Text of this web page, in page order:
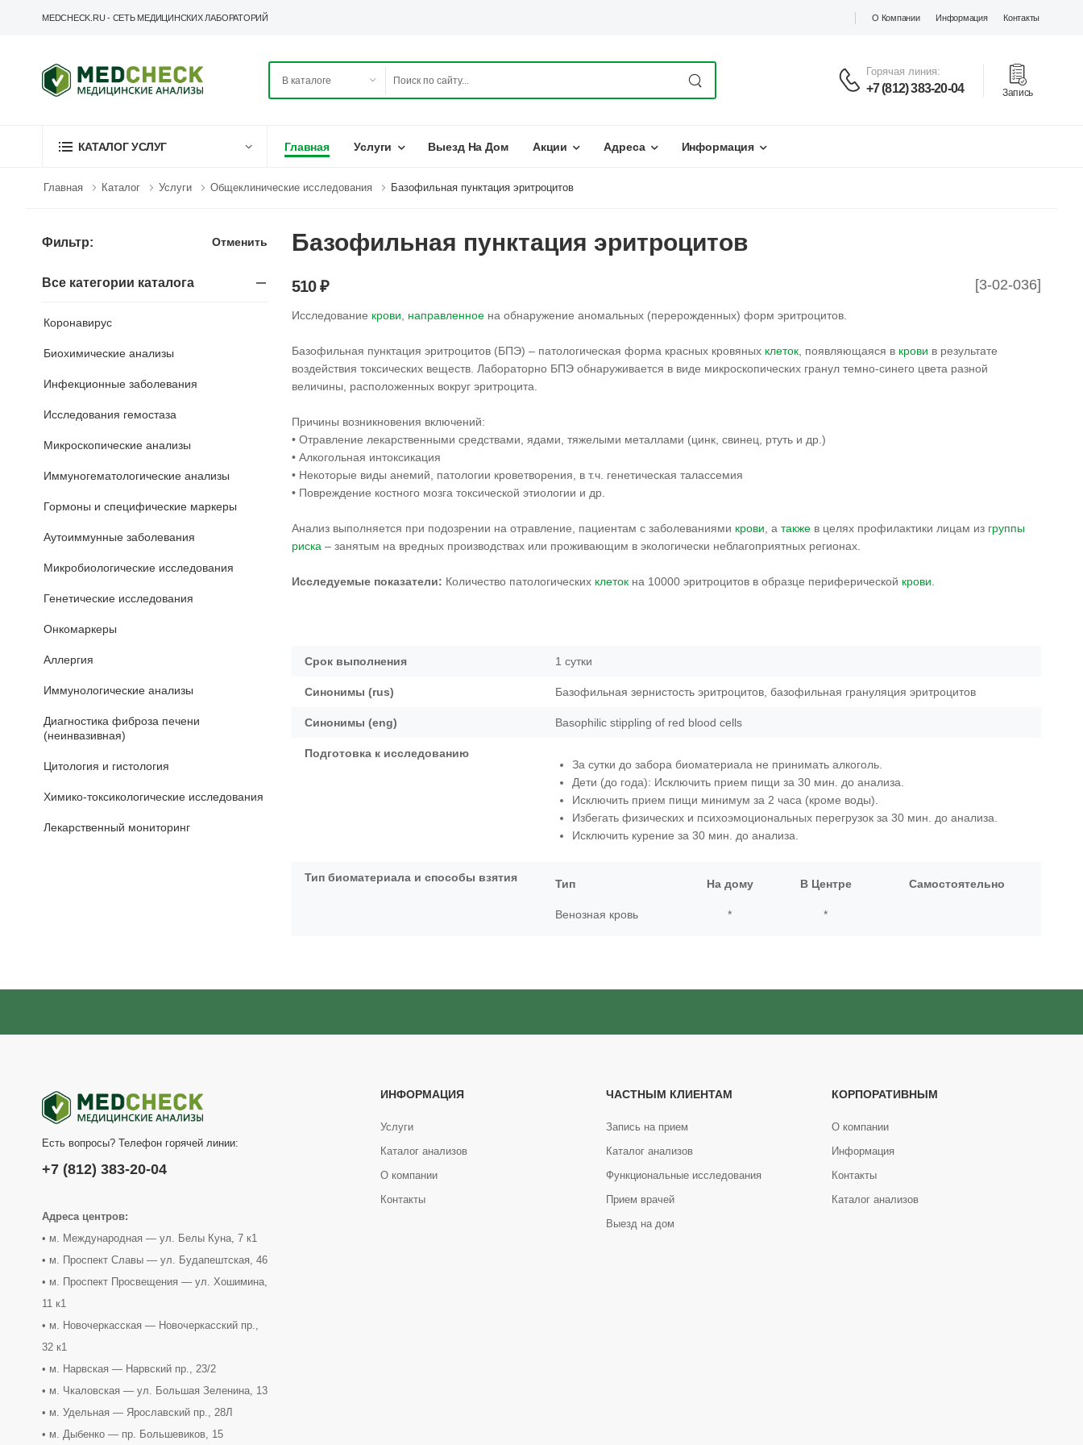
MEDCHECK.RU - СЕТЬ МЕДИЦИНСКИХ ЛАБОРАТОРИЙ О Компании Информация Контакты
Горячая линия:
+7 (812) 383-20-04 Запись
КАТАЛОГ УСЛУГ Главная Услуги Выезд На Дом Акции Адреса Информация
Главная Каталог Услуги Общеклинические исследования Базофильная пунктация эритроцитов
Фильтр: Отменить
Все категории каталога
Коронавирус
Биохимические анализы
Инфекционные заболевания
Исследования гемостаза
Микроскопические анализы
Иммуногематологические анализы
Гормоны и специфические маркеры
Аутоиммунные заболевания
Микробиологические исследования
Генетические исследования
Онкомаркеры
Аллергия
Иммунологические анализы
Диагностика фиброза печени
(неинвазивная)
Цитология и гистология
Химико-токсикологические исследования
Лекарственный мониторинг
Базофильная пунктация эритроцитов
[3-02-036]
510 ₽
Исследование крови направленное на обнаружение аномальных (перерожденных) форм эритроцитов.
Базофильная пунктация эритроцитов (БПЭ) – патологическая форма красных кровяных клеток , появляющаяся в крови в результате
воздействия токсических веществ. Лабораторно БПЭ обнаруживается в виде микроскопических гранул темно-синего цвета разной
величины, расположенных вокруг эритроцита.
Причины возникновения включений:
• Отравление лекарственными средствами, ядами, тяжелыми металлами (цинк, свинец, ртуть и др.)
• Алкогольная интоксикация
• Некоторые виды анемий, патологии кроветворения, в т.ч. генетическая талассемия
• Повреждение костного мозга токсической этиологии и др.
Анализ выполняется при подозрении на отравление, пациентам с заболеваниями крови , а также в целях профилактики лицам из группы
риска – занятым на вредных производствах или проживающим в экологически неблагоприятных регионах.
Исследуемые показатели: Количество патологических клеток на 10000 эритроцитов в образце периферической крови
Срок выполнения 1 сутки
Синонимы (rus) Базофильная зернистость эритроцитов, базофильная грануляция эритроцитов
Синонимы (eng) Basophilic stippling of red blood cells
Подготовка к исследованию
За сутки до забора биоматериала не принимать алкоголь.
Дети (до года): Исключить прием пищи за 30 мин. до анализа.
Исключить прием пищи минимум за 2 часа (кроме воды).
Избегать физических и психоэмоциональных перегрузок за 30 мин. до анализа.
Исключить курение за 30 мин. до анализа.
Тип биоматериала и способы взятия Тип На дому В Центре Самостоятельно
Венозная кровь * *
Есть вопросы? Телефон горячей линии:
+7 (812) 383-20-04
Адреса центров:
• м. Международная — ул. Белы Куна, 7 к1
• м. Проспект Славы — ул. Будапештская, 46
• м. Проспект Просвещения — ул. Хошимина,
11 к1
• м. Новочеркасская — Новочеркасский пр.,
32 к1
• м. Нарвская — Нарвский пр., 23/2
• м. Чкаловская — ул. Большая Зеленина, 13
• м. Удельная — Ярославский пр., 28Л
• м. Дыбенко — пр. Большевиков, 15
ИНФОРМАЦИЯ
Услуги
Каталог анализов
О компании
Контакты
ЧАСТНЫМ КЛИЕНТАМ
Запись на прием
Каталог анализов
Функциональные исследования
Прием врачей
Выезд на дом
КОРПОРАТИВНЫМ
О компании
Информация
Контакты
Каталог анализов